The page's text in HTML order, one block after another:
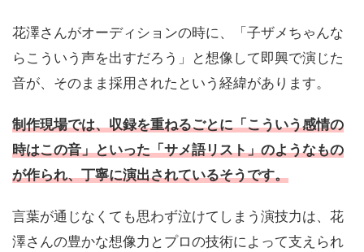
花澤さんがオーディションの時に、「子ザメちゃんな
らこういう声を出すだろう」と想像して即興で演じた
音が、そのまま採用されたという経緯があります。
制作現場では、収録を重ねるごとに「こういう感情の
時はこの音」といった「サメ語リスト」のようなもの
が作られ、丁寧に演出されているそうです。
言葉が通じなくても思わず泣けてしまう演技力は、花
澤さんの豊かな想像力とプロの技術によって支えられ